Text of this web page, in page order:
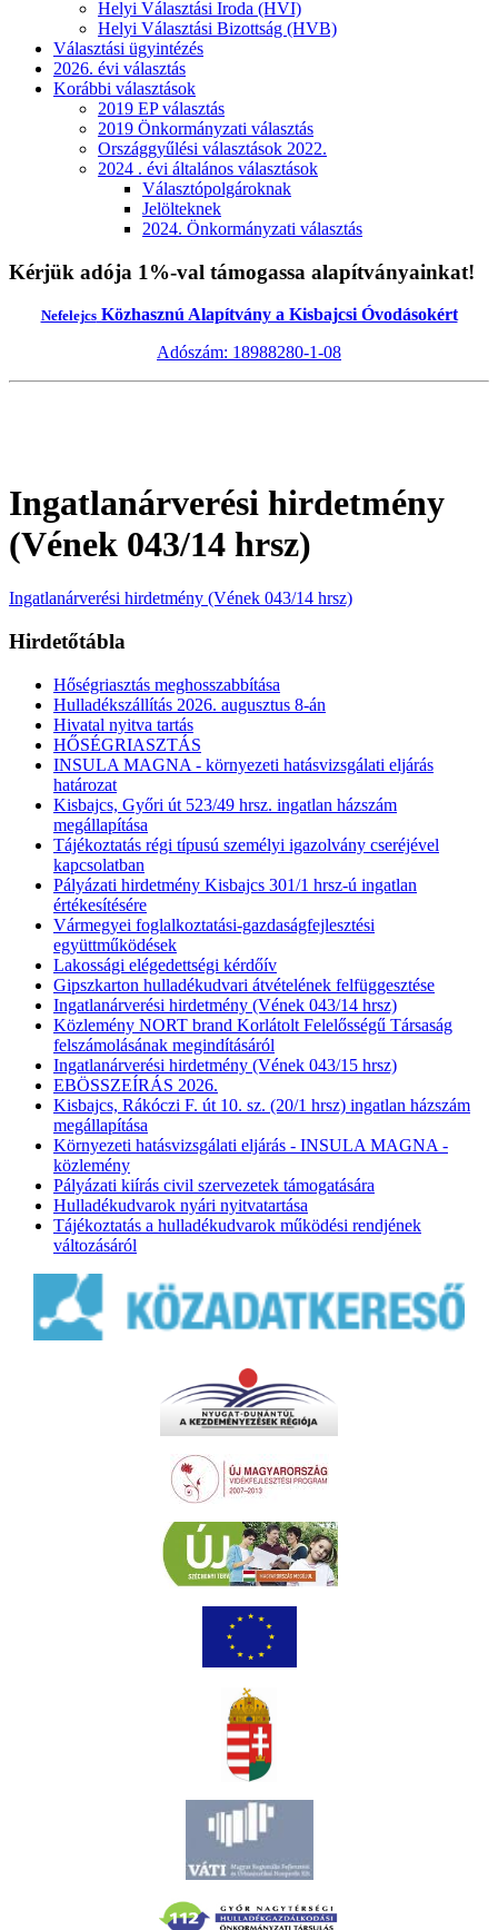
Helyi Választási Iroda (HVI)
Helyi Választási Bizottság (HVB)
Választási ügyintézés
2026. évi választás
Korábbi választások
2019 EP választás
2019 Önkormányzati választás
Országgyűlési választások 2022.
2024 . évi általános választások
Választópolgároknak
Jelölteknek
2024. Önkormányzati választás
Kérjük adója 1%-val támogassa alapítványainkat!
NefelejcsKözhasznú Alapítvány a Kisbajcsi Óvodásokért
Adószám: 18988280-1-08
Ingatlanárverési hirdetmény
(Vének 043/14 hrsz)
Ingatlanárverési hirdetmény (Vének 043/14 hrsz)
Hirdetőtábla
Hőségriasztás meghosszabbítása
Hulladékszállítás 2026. augusztus 8-án
Hivatal nyitva tartás
HŐSÉGRIASZTÁS
INSULA MAGNA - környezeti hatásvizsgálati eljárás
határozat
Kisbajcs, Győri út 523/49 hrsz. ingatlan házszám
megállapítása
Tájékoztatás régi típusú személyi igazolvány cseréjével
kapcsolatban
Pályázati hirdetmény Kisbajcs 301/1 hrsz-ú ingatlan
értékesítésére
Vármegyei foglalkoztatási-gazdaságfejlesztési
együttműködések
Lakossági elégedettségi kérdőív
Gipszkarton hulladékudvari átvételének felfüggesztése
Ingatlanárverési hirdetmény (Vének 043/14 hrsz)
Közlemény NORT brand Korlátolt Felelősségű Társaság
felszámolásának megindításáról
Ingatlanárverési hirdetmény (Vének 043/15 hrsz)
EBÖSSZEÍRÁS 2026.
Kisbajcs, Rákóczi F. út 10. sz. (20/1 hrsz) ingatlan házszám
megállapítása
Környezeti hatásvizsgálati eljárás - INSULA MAGNA -
közlemény
Pályázati kiírás civil szervezetek támogatására
Hulladékudvarok nyári nyitvatartása
Tájékoztatás a hulladékudvarok működési rendjének
változásáról